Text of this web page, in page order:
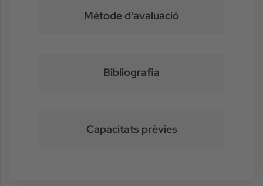
Mètode d'avaluació
Bibliografia
Capacitats prèvies